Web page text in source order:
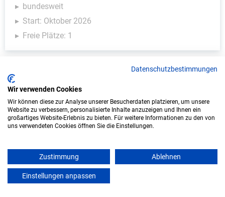
bundesweit
Start: Oktober 2026
Freie Plätze: 1
Weitere Ausbildungsplätze
Datenschutzbestimmungen
Wir verwenden Cookies
Wir können diese zur Analyse unserer Besucherdaten platzieren, um unsere
Website zu verbessern, personalisierte Inhalte anzuzeigen und Ihnen ein
großartiges Website-Erlebnis zu bieten. Für weitere Informationen zu den von
uns verwendeten Cookies öffnen Sie die Einstellungen.
Zustimmung Ablehnen
Einstellungen anpassen